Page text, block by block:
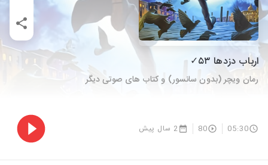
ارباب دزدها ۵۳✓
رمان ویچر (بدون سانسور) و کتاب های صوتی دیگر
05:30
80 2 سال پیش